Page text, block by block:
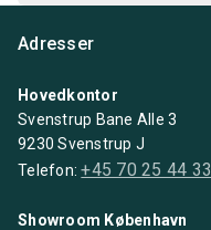
Adresser
Hovedkontor
Svenstrup Bane Alle 3
9230 Svenstrup J
Telefon:+45 70 25 44 33
Showroom København